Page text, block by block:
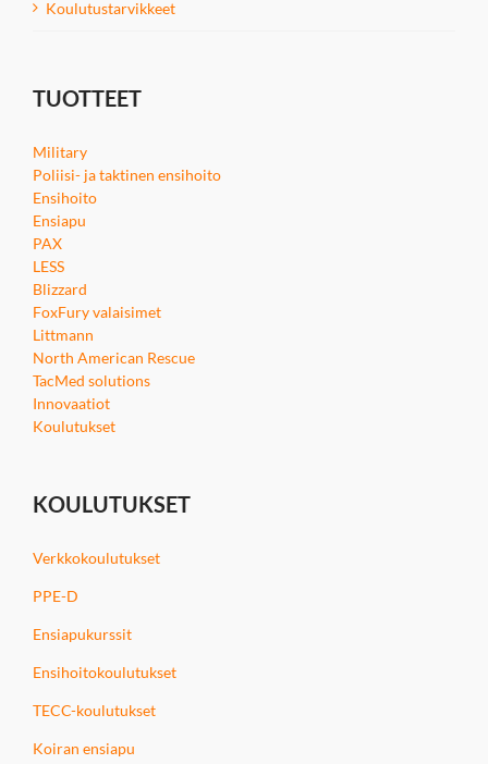
Koulutustarvikkeet
TUOTTEET
Military
Poliisi- ja taktinen ensihoito
Ensihoito
Ensiapu
PAX
LESS
Blizzard
FoxFury valaisimet
Littmann
North American Rescue
TacMed solutions
Innovaatiot
Koulutukset
KOULUTUKSET
Verkkokoulutukset
PPE-D
Ensiapukurssit
Ensihoitokoulutukset
TECC-koulutukset
Koiran ensiapu